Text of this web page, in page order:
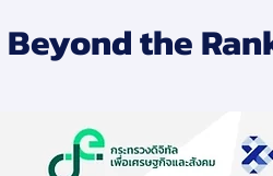
Beyond the